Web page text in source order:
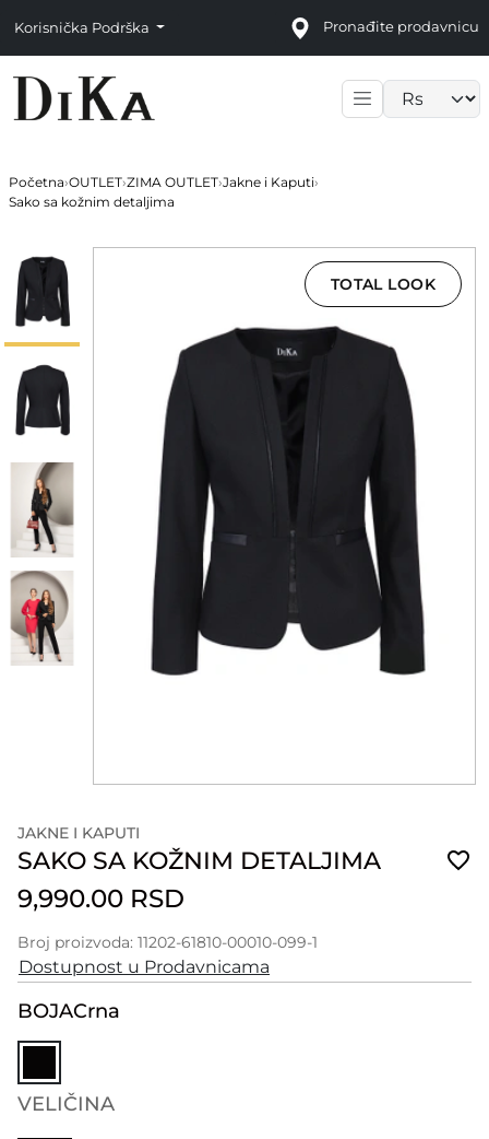
Korisnička Podrška Pronađite prodavnicu
Početna›OUTLET›ZIMA OUTLET›Jakne i Kaputi›
Sako sa kožnim detaljima
TOTAL LOOK
JAKNE I KAPUTI
SAKO SA KOŽNIM DETALJIMA
9,990.00 RSD
Broj proizvoda: 11202-61810-00010-099-1
Dostupnost u Prodavnicama
BOJACrna
VELIČINA